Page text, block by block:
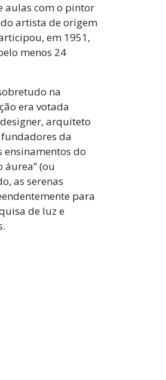
aulas com o pintor
artista de origem
em 1951,
menos 24
na
era votada
arquiteto
da
ensinamentos do
(ou
as serenas
para
de luz e